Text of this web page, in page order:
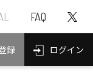
FAQ
録 ログイン